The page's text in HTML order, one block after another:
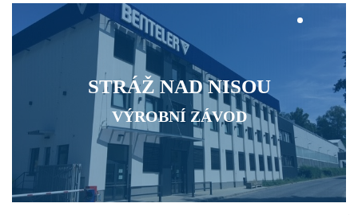
STRÁŽ NAD NISOU
VÝROBNÍ ZÁVOD